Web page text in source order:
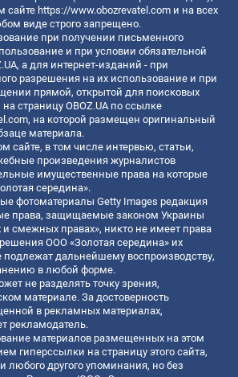
сайте https://www.obozrevatel.com и на всех
виде строго запрещено.
при получении письменного
и при условии обязательной
а для интернет-изданий - при
разрешения на их использование и при
прямой, открытой для поисковых
страницу OBOZ.UA по ссылке
, на которой размещен оригинальный
материала.
сайте, в том числе интервью, статьи,
произведения журналистов
имущественные права на которые
середина».
фотоматериалы Getty Images редакция
права, защищаемые законом Украины
и смежных правах», никто не имеет права
ООО «Золотая середина» их
подлежат дальнейшему воспроизводству,
в любой форме.
не разделять точку зрения,
материале. За достоверность
в рекламных материалах,
рекламодатель.
материалов размещенных на этом
гиперссылки на страницу этого сайта,
любого другого упоминания, но без